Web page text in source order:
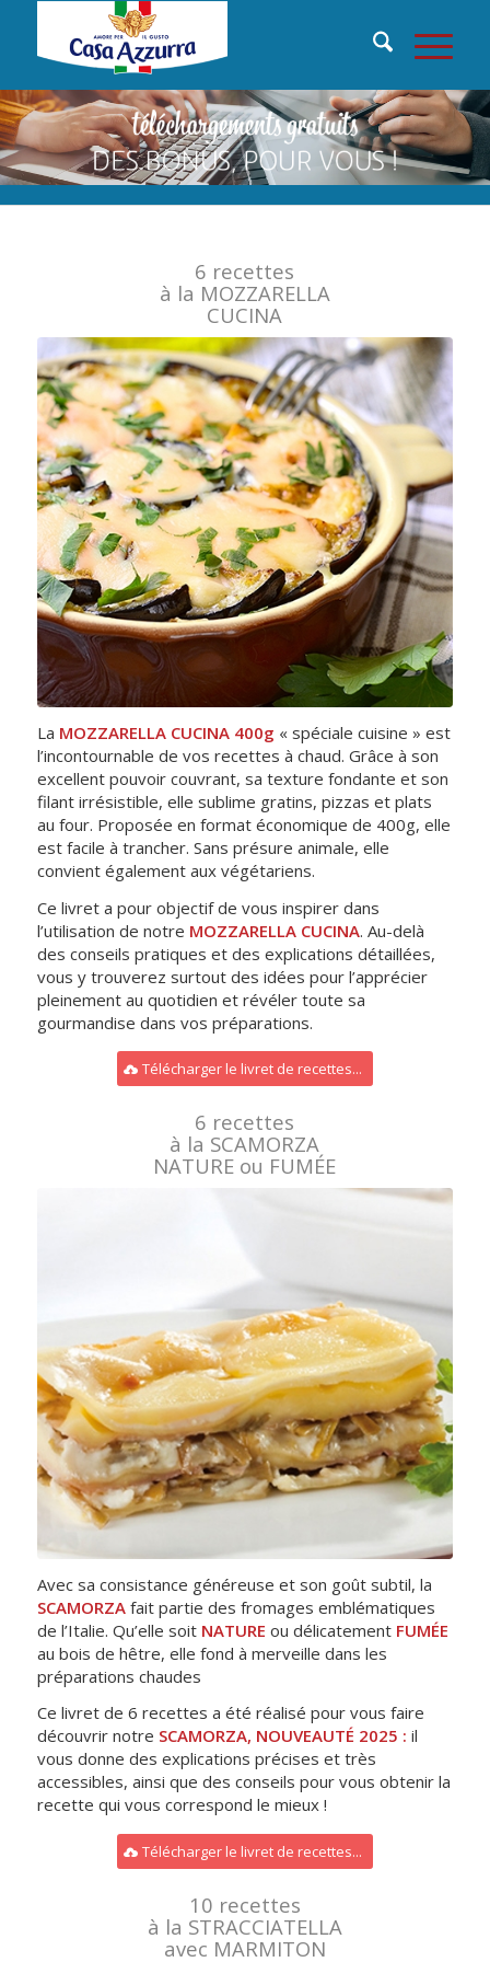
6 recettes
à la MOZZARELLA
CUCINA
La MOZZARELLA CUCINA 400g « spéciale cuisine » est
l’incontournable de vos recettes à chaud. Grâce à son
excellent pouvoir couvrant, sa texture fondante et son
filant irrésistible, elle sublime gratins, pizzas et plats
au four. Proposée en format économique de 400g, elle
est facile à trancher. Sans présure animale, elle
convient également aux végétariens.
Ce livret a pour objectif de vous inspirer dans
l’utilisation de notre MOZZARELLA CUCINA. Au-delà
des conseils pratiques et des explications détaillées,
vous y trouverez surtout des idées pour l’apprécier
pleinement au quotidien et révéler toute sa
gourmandise dans vos préparations.
Télécharger le livret de recettes...
6 recettes
à la SCAMORZA
NATURE ou FUMÉE
Avec sa consistance généreuse et son goût subtil, la
SCAMORZAfait partie des fromages emblématiques
de l’Italie. Qu’elle soit NATURE ou délicatement FUMÉE
au bois de hêtre, elle fond à merveille dans les
préparations chaudes
Ce livret de 6 recettes a été réalisé pour vous faire
découvrir notre SCAMORZA, NOUVEAUTÉ 2025 : il
vous donne des explications précises et très
accessibles, ainsi que des conseils pour vous obtenir la
recette qui vous correspond le mieux !
Télécharger le livret de recettes...
10 recettes
à la STRACCIATELLA
avec MARMITON